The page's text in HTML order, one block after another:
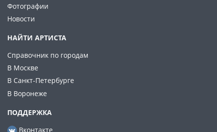
Фотографии
Новости
НАЙТИ АРТИСТА
Справочник по городам
В Москве
В Санкт-Петербурге
В Воронеже
ПОДДЕРЖКА
Вконтакте